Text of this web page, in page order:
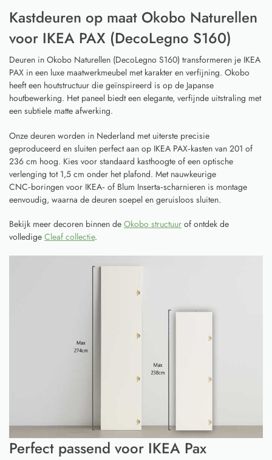
Kastdeuren op maat Okobo Naturellen
voor IKEA PAX (DecoLegno S160)
Deuren in Okobo Naturellen (DecoLegno S160) transformeren je IKEA
PAX in een luxe maatwerkmeubel met karakter en verfijning. Okobo
heeft een houtstructuur die geïnspireerd is op de Japanse
houtbewerking. Het paneel biedt een elegante, verfijnde uitstraling met
een subtiele matte afwerking.
Onze deuren worden in Nederland met uiterste precisie
geproduceerd en sluiten perfect aan op IKEA PAX‑kasten van 201 of
236 cm hoog. Kies voor standaard kasthoogte of een optische
verlenging tot 1,5 cm onder het plafond. Met nauwkeurige
CNC‑boringen voor IKEA‑ of Blum Inserta‑scharnieren is montage
eenvoudig, waarna de deuren soepel en geruisloos sluiten.
Bekijk meer decoren binnen de Okobo structuur of ontdek de
volledige Cleaf collectie.
Perfect passend voor IKEA Pax